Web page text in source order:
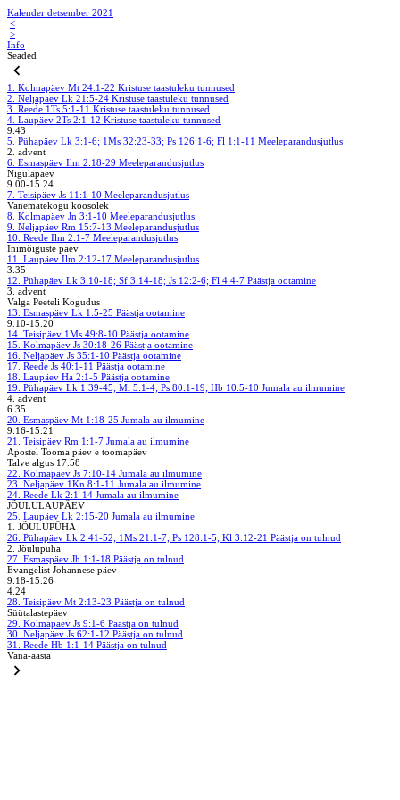
Kalender detsember 2021
<
>
Info
Seaded
1. Kolmapäev Mt 24:1-22 Kristuse taastuleku tunnused
2. Neljapäev Lk 21:5-24 Kristuse taastuleku tunnused
3. Reede 1Ts 5:1-11 Kristuse taastuleku tunnused
4. Laupäev 2Ts 2:1-12 Kristuse taastuleku tunnused
9.43
5. Pühapäev Lk 3:1-6; 1Ms 32:23-33; Ps 126:1-6; Fl 1:1-11 Meeleparandusjutlus
2. advent
6. Esmaspäev Ilm 2:18-29 Meeleparandusjutlus
Nigulapäev
9.00-15.24
7. Teisipäev Js 11:1-10 Meeleparandusjutlus
Vanematekogu koosolek
8. Kolmapäev Jn 3:1-10 Meeleparandusjutlus
9. Neljapäev Rm 15:7-13 Meeleparandusjutlus
10. Reede Ilm 2:1-7 Meeleparandusjutlus
Inimõiguste päev
11. Laupäev Ilm 2:12-17 Meeleparandusjutlus
3.35
12. Pühapäev Lk 3:10-18; Sf 3:14-18; Js 12:2-6; Fl 4:4-7 Päästja ootamine
3. advent
Valga Peeteli Kogudus
13. Esmaspäev Lk 1:5-25 Päästja ootamine
9.10-15.20
14. Teisipäev 1Ms 49:8-10 Päästja ootamine
15. Kolmapäev Js 30:18-26 Päästja ootamine
16. Neljapäev Js 35:1-10 Päästja ootamine
17. Reede Js 40:1-11 Päästja ootamine
18. Laupäev Ha 2:1-5 Päästja ootamine
19. Pühapäev Lk 1:39-45; Mi 5:1-4; Ps 80:1-19; Hb 10:5-10 Jumala au ilmumine
4. advent
6.35
20. Esmaspäev Mt 1:18-25 Jumala au ilmumine
9.16-15.21
21. Teisipäev Rm 1:1-7 Jumala au ilmumine
Apostel Tooma päev e toomapäev
Talve algus 17.58
22. Kolmapäev Js 7:10-14 Jumala au ilmumine
23. Neljapäev 1Kn 8:1-11 Jumala au ilmumine
24. Reede Lk 2:1-14 Jumala au ilmumine
JÕULULAUPÄEV
25. Laupäev Lk 2:15-20 Jumala au ilmumine
1. JÕULUPÜHA
26. Pühapäev Lk 2:41-52; 1Ms 21:1-7; Ps 128:1-5; Kl 3:12-21 Päästja on tulnud
2. Jõulupüha
27. Esmaspäev Jh 1:1-18 Päästja on tulnud
Evangelist Johannese päev
9.18-15.26
4.24
28. Teisipäev Mt 2:13-23 Päästja on tulnud
Süütalastepäev
29. Kolmapäev Js 9:1-6 Päästja on tulnud
30. Neljapäev Js 62:1-12 Päästja on tulnud
31. Reede Hb 1:1-14 Päästja on tulnud
Vana-aasta